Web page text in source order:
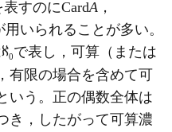
すのにCardA ，
用いられることが多い。
0で表し，可算（または
有限の場合を含めて可
いう。正の偶数全体は
き，したがって可算濃